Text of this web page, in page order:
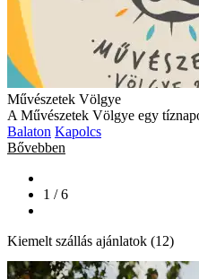
Művészetek Völgye
A Művészetek Völgye egy
Balaton Kapolcs
Bővebben
1 / 6
Kiemelt szállás ajánlatok (12)